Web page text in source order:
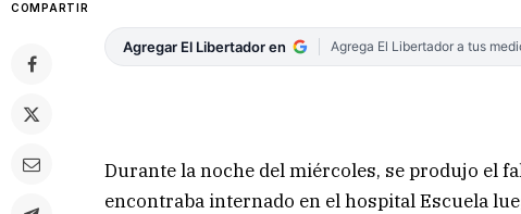
COMPARTIR
Agregar El Libertador en Agrega El Libertador a tus
Durante la noche del miércoles, se produjo el
encontraba internado en el hospital Escuela